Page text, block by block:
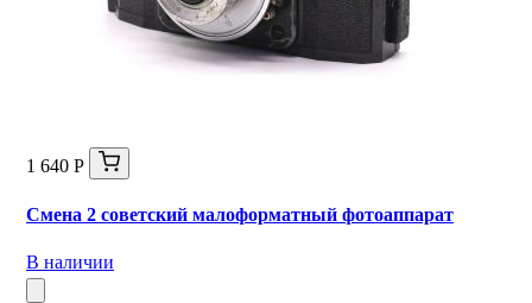
1 640 Р
Смена 2 советский малоформатный фотоаппарат
В наличии